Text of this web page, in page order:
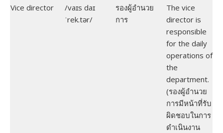
Vice director
/vaɪs daɪ
ˈrek.tər/
รองผู้อำนวย
การ
The vice
director is
responsible
for the daily
operations of
the
department.
(รองผู้อำนวย
การมีหน้าที่รับ
ผิดชอบในการ
ดำเนินงาน